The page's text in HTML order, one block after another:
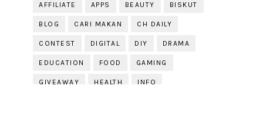
AFFILIATE APPS BEAUTY BISKUT
BLOG CARI MAKAN CH DAILY
CONTEST DIGITAL DIY DRAMA
EDUCATION FOOD GAMING
GIVEAWAY HEALTH INFO